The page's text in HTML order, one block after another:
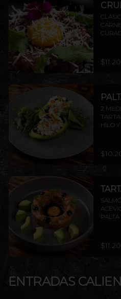
DE
2
HILO
ENTRADAS